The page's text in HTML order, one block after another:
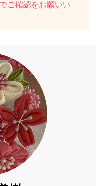
ご確認をお願いい